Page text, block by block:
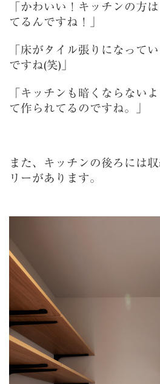
「かわいい！キッチンの方
てるんですね！」
「床がタイル張りになって
ですね(笑)」
「キッチンも暗くならない
て作られてるのですね。」
また、キッチンの後ろには
リーがあります。